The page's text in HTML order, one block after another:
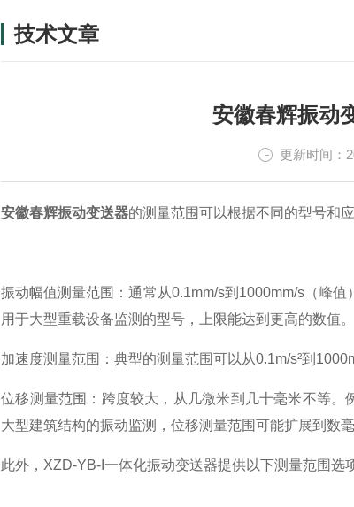
技术文章
安徽春辉振动
更新时间
安徽春辉振动变送器的测量范围可以根据不同的型号和
振动幅值测量范围：通常从0.1mm/s到1000mm/s（峰
用于大型重载设备监测的型号，上限能达到更高的数值。
加速度测量范围：典型的测量范围可以从0.1m/s²到
位移测量范围：跨度较大，从几微米到几十毫米不等
大型建筑结构的振动监测，位移测量范围可能扩展到数毫
此外，XZD-YB-I一体化振动变送器提供以下测量范围选